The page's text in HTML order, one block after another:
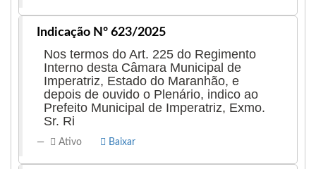
Indicação Nº 623/2025
Nos termos do Art. 225 do Regimento
Interno desta Câmara Municipal de
Imperatriz, Estado do Maranhão, e
depois de ouvido o Plenário, indico ao
Prefeito Municipal de Imperatriz, Exmo.
Sr. Ri
Ativo Baixar